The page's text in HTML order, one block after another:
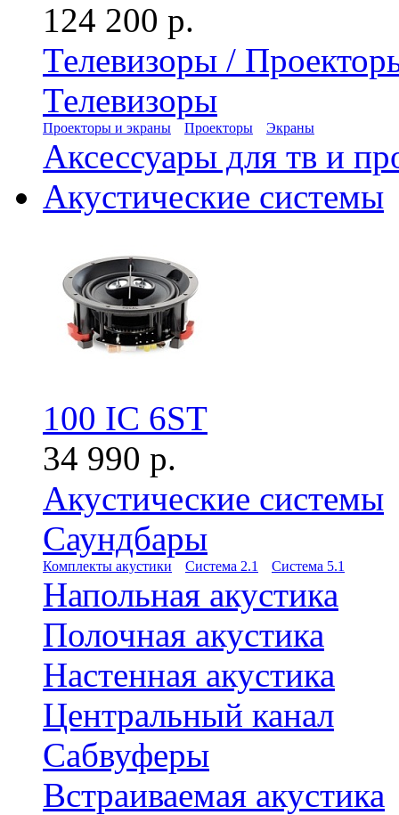
124 200 р.
Телевизоры /
Телевизоры
Проекторы и экраны Проекторы Экраны
Аксессуары для тв и
Акустические системы
100 IC 6ST
34 990 р.
Акустические системы
Саундбары
Комплекты акустики Система 2.1 Система 5.1
Напольная акустика
Полочная акустика
Настенная акустика
Центральный канал
Сабвуферы
Встраиваемая акустика